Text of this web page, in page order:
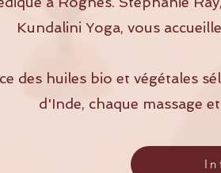
Kundalini Yoga, vous
des huiles bio et végétales
d'Inde, chaque massage